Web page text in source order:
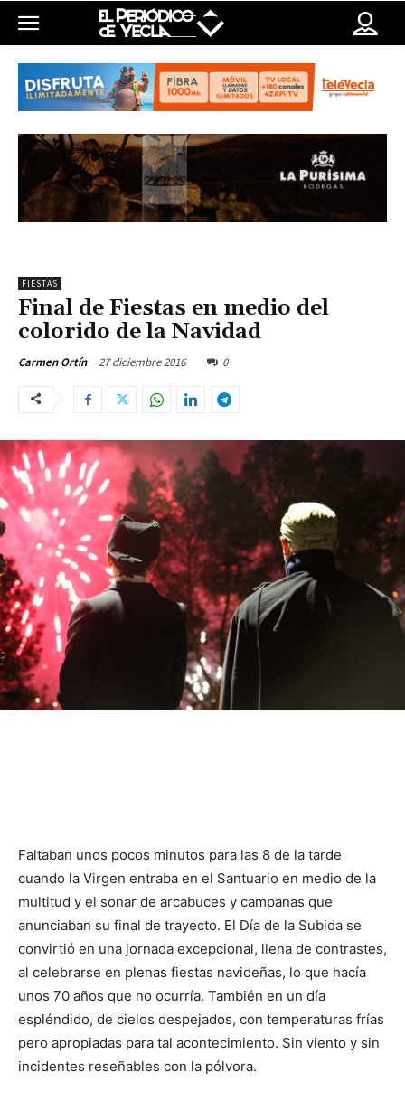
FIESTAS
Final de Fiestas en medio del
colorido de la Navidad
Carmen Ortín 27 diciembre 2016 0
Faltaban unos pocos minutos para las 8 de la tarde
cuando la Virgen entraba en el Santuario en medio de la
multitud y el sonar de arcabuces y campanas que
anunciaban su final de trayecto. El Día de la Subida se
convirtió en una jornada excepcional, llena de contrastes,
al celebrarse en plenas fiestas navideñas, lo que hacía
unos 70 años que no ocurría. También en un día
espléndido, de cielos despejados, con temperaturas frías
pero apropiadas para tal acontecimiento. Sin viento y sin
incidentes reseñables con la pólvora.